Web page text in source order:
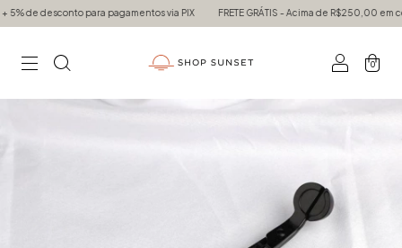
para pagamentos via PIX FRETE GRÁTIS - Acima de R$250,00 em compras
0